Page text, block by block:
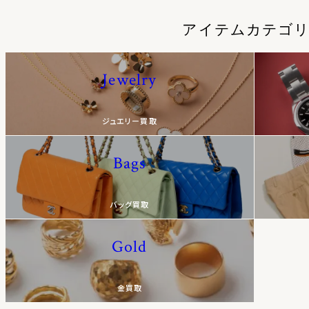
アイテムカテゴ
Jewelry
ジュエリー買取
Bags
バッグ買取
Gold
金買取